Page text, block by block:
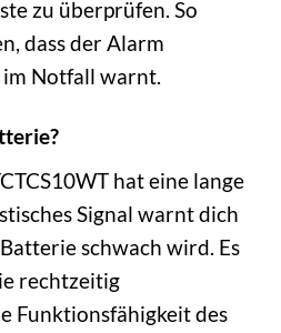
zu überprüfen. So
dass der Alarm
Notfall warnt.
hat eine lange
Signal warnt dich
schwach wird. Es
rechtzeitig
Funktionsfähigkeit des